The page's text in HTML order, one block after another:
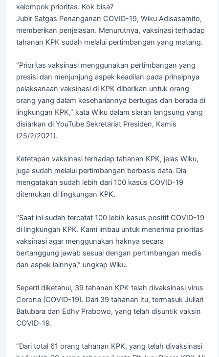
kelompok prioritas. Kok bisa?
Jubir Satgas Penanganan COVID-19, Wiku Adisasamito,
memberikan penjelasan. Menurutnya, vaksinasi terhadap
tahanan KPK sudah melalui pertimbangan yang matang.
“Prioritas vaksinasi menggunakan pertimbangan yang
presisi dan menjunjung aspek keadilan pada prinsipnya
pelaksanaan vaksinasi di KPK diberikan untuk orang-
orang yang dalam kesehariannya bertugas dan berada di
lingkungan KPK,” kata Wiku dalam siaran langsung yang
disiarkan di YouTube Sekretariat Presiden, Kamis
(25/2/2021).
Ketetapan vaksinasi terhadap tahanan KPK, jelas Wiku,
juga sudah melalui pertimbangan berbasis data. Dia
mengatakan sudah lebih dari 100 kasus COVID-19
ditemukan di lingkungan KPK.
“Saat ini sudah tercatat 100 lebih kasus positif COVID-19
di lingkungan KPK. Kami imbau untuk menerima prioritas
vaksinasi agar menggunakan haknya secara
bertanggung jawab sesuai dengan pertimbangan medis
dan aspek lainnya,” ungkap Wiku.
Seperti diketahui, 39 tahanan KPK telah divaksinasi virus
Corona (COVID-19). Dari 39 tahanan itu, termasuk Juliari
Batubara dan Edhy Prabowo, yang telah disuntik vaksin
COVID-19.
“Dari total 61 orang tahanan KPK, yang telah divaksinasi